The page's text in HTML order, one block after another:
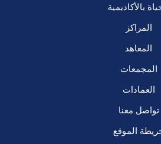
بالأكاديمية
المراكز
المعاهد
المجمعات
العمادات
تواصل معنا
الموقع